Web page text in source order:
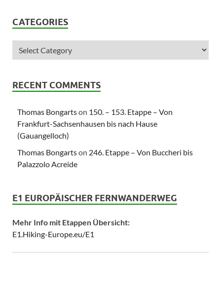
CATEGORIES
RECENT COMMENTS
Thomas Bongartson 150. – 153. Etappe – Von
Frankfurt-Sachsenhausen bis nach Hause
(Gauangelloch)
Thomas Bongartson 246. Etappe – Von Buccheri bis
Palazzolo Acreide
E1 EUROPÄISCHER FERNWANDERWEG
Mehr Info mit Etappen Übersicht:
E1.Hiking-Europe.eu/E1